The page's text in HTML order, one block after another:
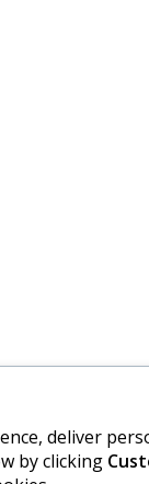
deliver
by clicking